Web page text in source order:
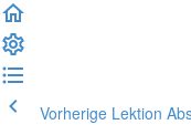
Vorherige Lektion